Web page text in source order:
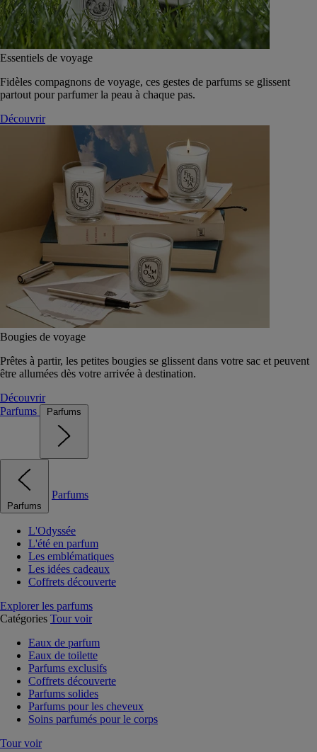
Essentiels de voyage
Fidèles compagnons de voyage, ces gestes de parfums se glissent
partout pour parfumer la peau à chaque pas.
Découvrir
Bougies de voyage
Prêtes à partir, les petites bougies se glissent dans votre sac et peuvent
être allumées dès votre arrivée à destination.
Découvrir
Parfums
Parfums
Parfums
Parfums
L'Odyssée
L'été en parfum
Les emblématiques
Les idées cadeaux
Coffrets découverte
Explorer les parfums
Catégories Tour voir
Eaux de parfum
Eaux de toilette
Parfums exclusifs
Coffrets découverte
Parfums solides
Parfums pour les cheveux
Soins parfumés pour le corps
Tour voir